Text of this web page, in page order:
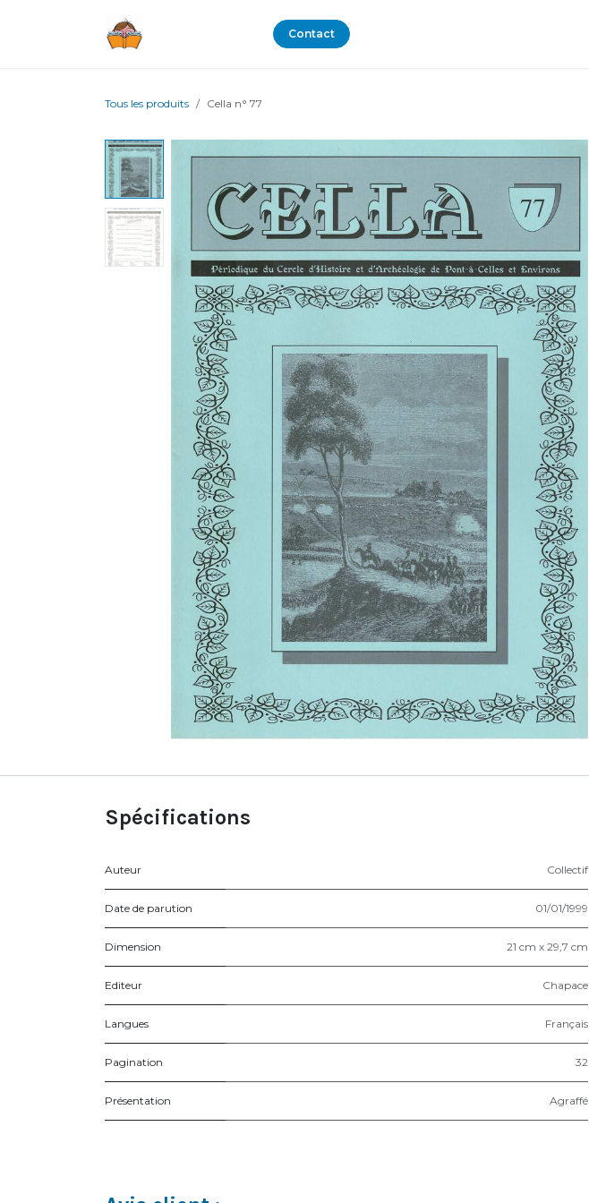
Contact
Tous les produits Cella n° 77
Spécifications
Auteur Collectif
Date de parution 01/01/1999
Dimension 21 cm x 29,7 cm
Editeur Chapace
Langues Français
Pagination 32
Présentation Agraffé